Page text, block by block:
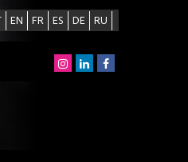
EN FR ES DE RU